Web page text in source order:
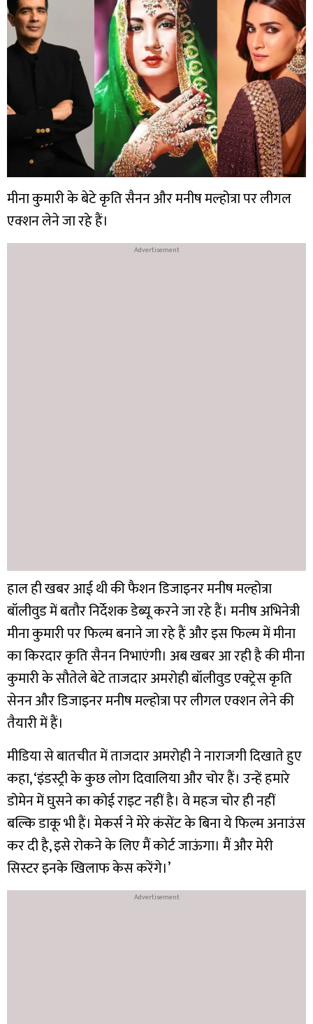
मीना कुमारी के बेटे कृति सैनन और मनीष मल्होत्रा पर लीगल
एक्शन लेने जा रहे हैं।
हाल ही खबर आई थी की फैशन डिजाइनर मनीष मल्होत्रा
बॉलीवुड में बतौर निर्देशक डेब्यू करने जा रहे हैं। मनीष अभिनेत्री
मीना कुमारी पर फिल्म बनाने जा रहे हैं और इस फिल्म में मीना
का किरदार कृति सैनन निभाएंगी। अब खबर आ रही है की मीना
कुमारी के सौतेले बेटे ताजदार अमरोही बॉलीवुड एक्ट्रेस कृति
सेनन और डिजाइनर मनीष मल्होत्रा पर लीगल एक्शन लेने की
तैयारी में हैं।
मीडिया से बातचीत में ताजदार अमरोही ने नाराजगी दिखाते हुए
कहा, ‘इंडस्ट्री के कुछ लोग दिवालिया और चोर हैं। उन्हें हमारे
डोमेन में घुसने का कोई राइट नहीं है। वे महज चोर ही नहीं
बल्कि डाकू भी हैं। मेकर्स ने मेरे कंसेंट के बिना ये फिल्म अनाउंस
कर दी है, इसे रोकने के लिए मैं कोर्ट जाऊंगा। मैं और मेरी
सिस्टर इनके खिलाफ केस करेंगे।’